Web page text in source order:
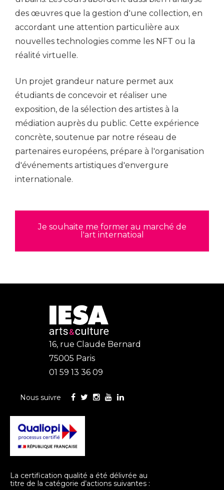
des œuvres que la gestion d'une collection, en
accordant une attention particulière aux
nouvelles technologies comme les NFT ou la
réalité virtuelle.
Un projet grandeur nature permet aux
étudiants de concevoir et réaliser une
exposition, de la sélection des artistes à la
médiation auprès du public. Cette expérience
concrète, soutenue par notre réseau de
partenaires européens, prépare à l'organisation
d'événements artistiques d'envergure
internationale.
Je souhaite me former au marché de
l'art internatioal
16, rue Claude Bernard
75005 Paris
01 59 13 36 09
Nous suivre
La certification qualité a été délivrée au
titre de la catégorie d’actions suivantes :